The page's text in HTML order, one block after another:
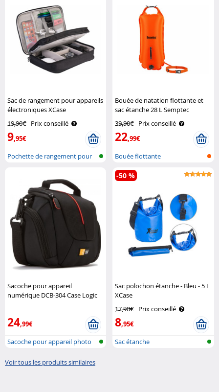
Sac de rangement pour appareils
électroniques XCase
19,90€ Prix conseillé
9,95€
Pochette de rangement pour
Bouée de natation flottante et
sac étanche 28 L Semptec
39,90€ Prix conseillé
22,99€
Bouée flottante
Sacoche pour appareil
numérique DCB-304 Case Logic
24,99€
Sacoche pour appareil photo
Sac polochon étanche - Bleu - 5 L
XCase
17,90€ Prix conseillé
8,95€
-50 %
Sac étanche
Voir tous les produits similaires